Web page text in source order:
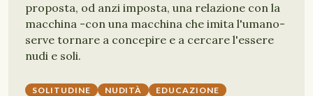
proposta, od anzi imposta, una relazione con la
macchina -con una macchina che imita l'umano-
serve tornare a concepire e a cercare l'essere
nudi e soli.
SOLITUDINE NUDITÀ EDUCAZIONE